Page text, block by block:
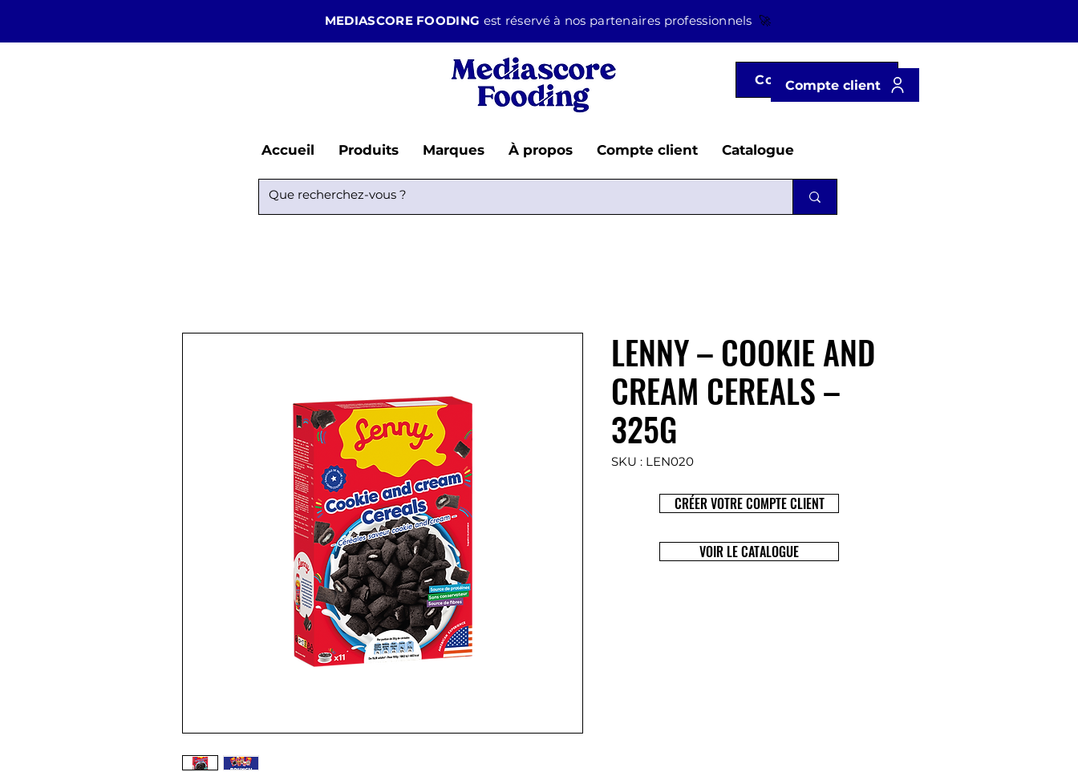
MEDIASCORE FOODING est réservé à nos partenaires professionnels 🚀
Compte client
Accueil Produits Marques À propos Compte client Catalogue
LENNY – COOKIE AND
CREAM CEREALS –
325G
SKU : LEN020
CRÉER VOTRE COMPTE CLIENT
VOIR LE CATALOGUE
Compte client